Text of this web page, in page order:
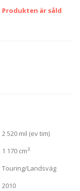
Produkten är såld
2 520 mil (ev tim)
1 170 cm3
Touring/Landsväg
2010